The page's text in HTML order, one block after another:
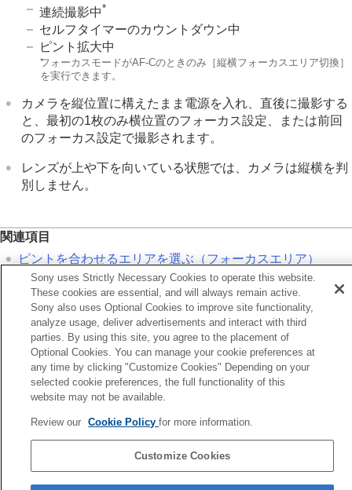
インターバル撮影機能
より高解像の静止画を撮影する
画質や記録形式を設定する
タッチ機能を使う
シャッターの設定
フラッシュを使う
手ブレを補正する
レンズ補正（静止画/動画）
撮影中の画面表示を設定する
動画の音声を記録する
画像と音声をライブ配信する
カメラをカスタマイズする
再生する
カメラの設定を変更する
スマートフォンでできること
パソコンでできること
クラウドサービスを利用する
故障かな？と思ったら
連続撮影中*
セルフタイマーのカウントダウン中
ピント拡大中
*フォーカスモードがAF-Cのときのみ ［縦横フォーカスエリア切換］
を実行できます。
カメラを縦位置に構えたまま電源を入れ、直後に撮影する
と、最初の1枚のみ横位置のフォーカス設定、または前回
のフォーカス設定で撮影されます。
レンズが上や下を向いている状態では、カメラは縦横を判
別しません。
関連項目
ピントを合わせるエリアを選ぶ（フォーカスエリア）
ーカススタンダード
次へ
フォーカスエリア登録
TP1001362775
お使いのカメラの本体ソフトウェアがVer.2.00未満の場合は下記URLの
ヘルプガイドをご覧ください。
https://helpguide.sony.net/ilc/2040/v1/ja/index.html
Sony uses Strictly Necessary Cookies to operate this website.
These cookies are essential, and will always remain active.
Sony also uses Optional Cookies to improve site functionality,
analyze usage, deliver advertisements and interact with third
parties. By using this site, you agree to the placement of
Optional Cookies. You can manage your cookie preferences at
any time by clicking "Customize Cookies" Depending on your
selected cookie preferences, the full functionality of this
website may not be available.
Review our Cookie Policyfor more information.
Customize Cookies